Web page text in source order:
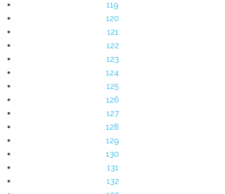
119
120
121
122
123
124
125
126
127
128
129
130
131
132